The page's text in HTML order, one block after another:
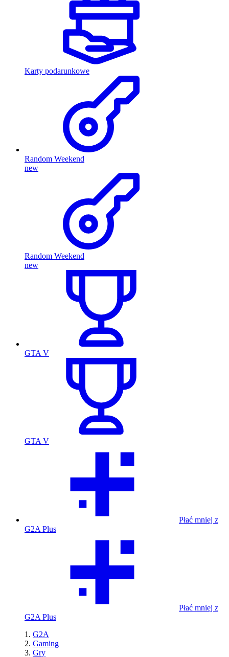
Karty podarunkowe
Random Weekend
new
Random Weekend
new
GTA V
GTA V
Płać mniej z
G2A Plus
Płać mniej z
G2A Plus
G2A
Gaming
Gry